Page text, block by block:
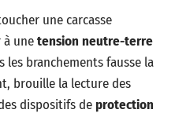
une carcasse
à unetension neutre-terre
branchements fausse la
brouille la lecture des
dispositifs deprotection